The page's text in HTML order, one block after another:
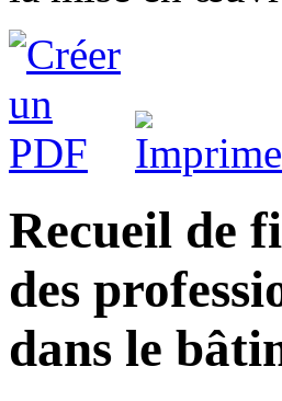
Recueil de
des
dans le